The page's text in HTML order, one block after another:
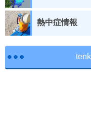
熱中症情報